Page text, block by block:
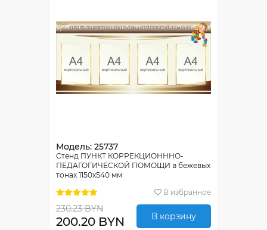
Модель: 25737
Стенд ПУНКТ КОРРЕКЦИОНННО-
ПЕДАГОГИЧЕСКОЙ ПОМОЩИ в бежевых
тонах 1150х540 мм
В избранное
230.23 BYN
200.20 BYN В корзину